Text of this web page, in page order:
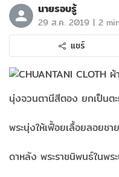
นายรอบรู้
29 ส.ค. 2019 | 2
แชร์
นุ่งจวนตานีสีตอง ยกเป็นต
พระนุ่งให้เฟื้อยเลื้อยลอยช
ดาหลัง พระราชนิพนธ์ในพร